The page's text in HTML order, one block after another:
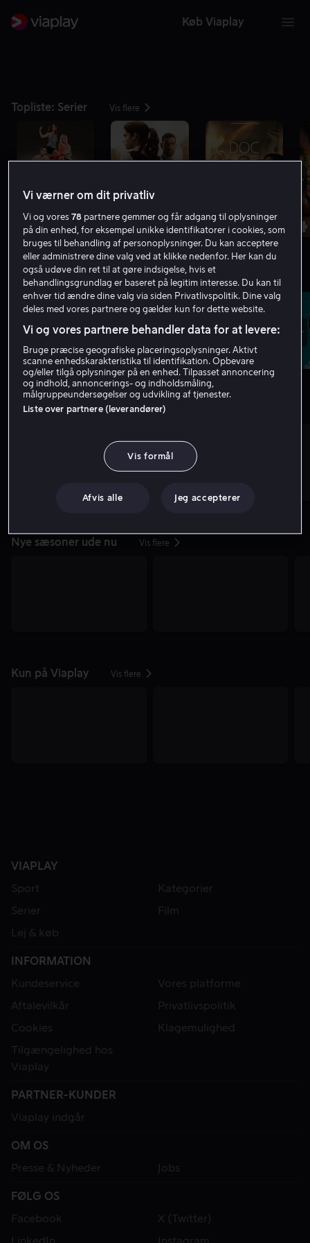
Køb Viaplay
Topliste: Serier Vis flere
1 2
Ny sæson 19. aug.
3
Søn
4
Serier med mindst 8.0 på IMDb Vis flere
Nyt hos os Vis flere
Nye sæsoner ude nu Vis flere
Kun på Viaplay Vis flere
VIAPLAY
Sport
Kategorier
Serier
Film
Lej & køb
INFORMATION
Kundeservice
Vores platforme
Aftalevilkår
Privatlivspolitik
Cookies
Klagemulighed
Tilgængelighed hos
Viaplay
PARTNER-KUNDER
Viaplay indgår
OM OS
Presse & Nyheder
Jobs
FØLG OS
Facebook
X (Twitter)
Vi værner om dit privatliv
Vi og vores78 partnere gemmer og får adgang til oplysninger
på din enhed, for eksempel unikke identifikatorer i cookies, som
bruges til behandling af personoplysninger. Du kan acceptere
eller administrere dine valg ved at klikke nedenfor. Her kan du
også udøve din ret til at gøre indsigelse, hvis et
behandlingsgrundlag er baseret på legitim interesse. Du kan til
enhver tid ændre dine valg via siden Privatlivspolitik. Dine valg
deles med vores partnere og gælder kun for dette website.
Vi og vores partnere behandler data for at levere:
Bruge præcise geografiske placeringsoplysninger. Aktivt
scanne enhedskarakteristika til identifikation. Opbevare
og/eller tilgå oplysninger på en enhed. Tilpasset annoncering
og indhold, annoncerings- og indholdsmåling,
målgruppeundersøgelser og udvikling af tjenester.
Liste over partnere (leverandører)
Vis formål
Afvis alle Jeg accepterer